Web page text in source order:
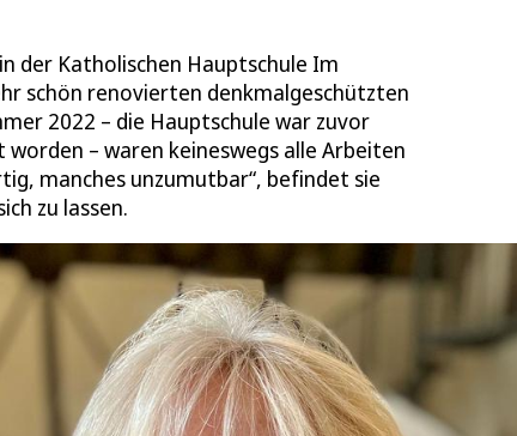
der Katholischen Hauptschule Im
schön renovierten denkmalgeschützten
2022 – die Hauptschule war zuvor
– waren keineswegs alle Arbeiten
manches unzumutbar“, befindet sie
zu lassen.